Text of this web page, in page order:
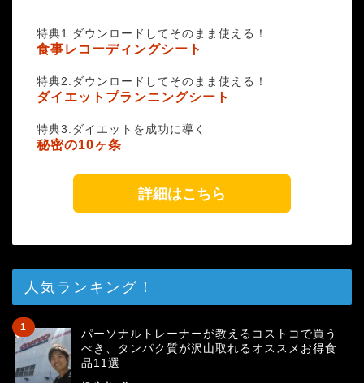
特典1.ダウンロードしてそのまま使える！
食事レコーディングシート
特典2.ダウンロードしてそのまま使える！
ダイエットプランニングシート
特典3.ダイエットを成功に導く
秘密の10ヶ条
詳細はこちら
人気ランキング！
パーソナルトレーナーが教えるコストコで買う
べき、タンパク質が沢山取れるオススメお得食
品11選